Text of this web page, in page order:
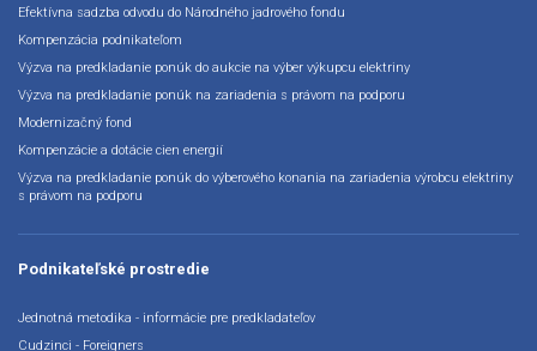
Efektívna sadzba odvodu do Národného jadrového fondu
Kompenzácia podnikateľom
Výzva na predkladanie ponúk do aukcie na výber výkupcu elektriny
Výzva na predkladanie ponúk na zariadenia s právom na podporu
Modernizačný fond
Kompenzácie a dotácie cien energií
Výzva na predkladanie ponúk do výberového konania na zariadenia výrobcu elektriny
s právom na podporu
Podnikateľské prostredie
Jednotná metodika - informácie pre predkladateľov
Cudzinci - Foreigners